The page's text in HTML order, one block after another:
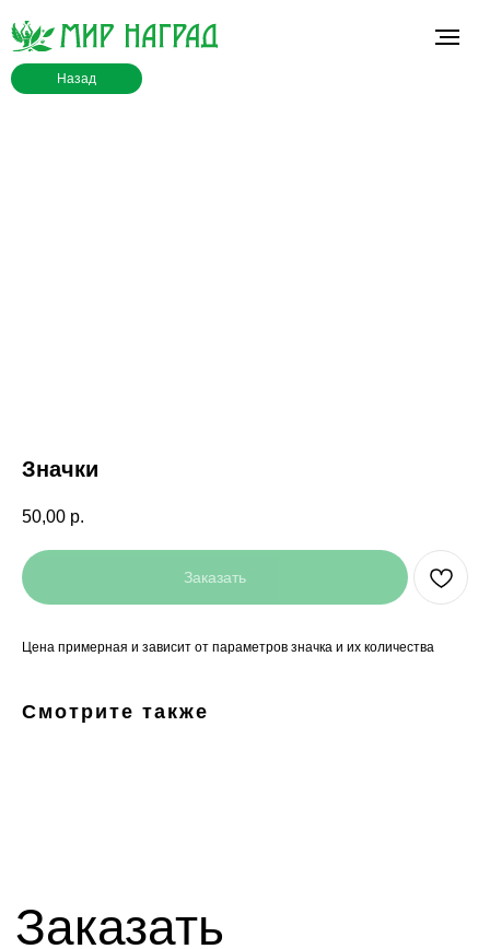
Назад
Значки
50,00 р.
Заказать
Цена примерная и зависит от параметров значка и их количества
Смотрите также
Заказать
мерч легко!
mir_nagrad@mail.ru